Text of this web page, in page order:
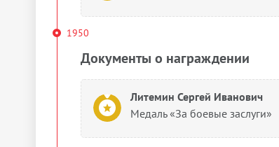
1950
Документы о награждении
Литемин Сергей Иванович
Медаль «За боевые заслуги»